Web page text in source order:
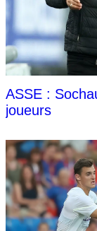
ASSE :
joueurs